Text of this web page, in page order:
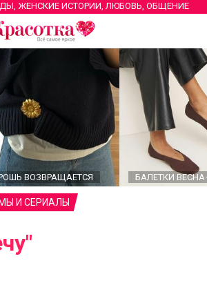
ЖЕНСКИЕ ИСТОРИИ, ЛЮБОВЬ, ОБЩЕНИЕ
ВОЗВРАЩАЕТСЯ БАЛЕТКИ
И СЕРИАЛЫ